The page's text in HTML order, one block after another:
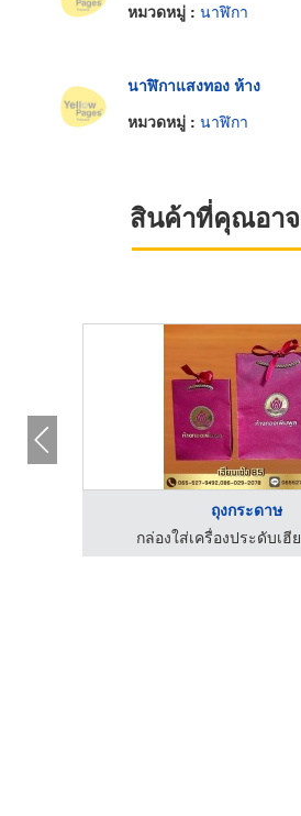
หมวดหมู่ : นาฬิกา
นาฬิกาแสงทอง ห้าง
หมวดหมู่ : นาฬิกา
สินค้าที่คุณอา
ถุงกระดาษ
กล่องใส่เครื่องประดับเฮี